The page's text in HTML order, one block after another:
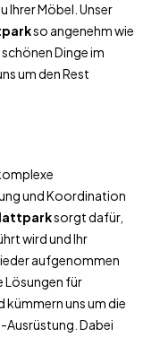
Ihrer Möbel. Unser
so angenehm wie
Dinge im
um den Rest
und Koordination
sorgt dafür,
wird und Ihr
aufgenommen
Lösungen für
kümmern uns um die
Ausrüstung. Dabei